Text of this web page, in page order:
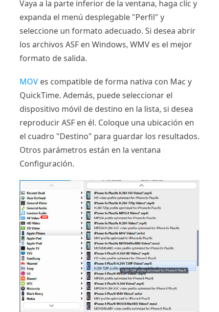
Vaya a la parte inferior de la ventana, haga clic y
expanda el menú desplegable "Perfil" y
seleccione un formato adecuado. Si desea abrir
los archivos ASF en Windows, WMV es el mejor
formato de salida.
MOV es compatible de forma nativa con Mac y
QuickTime. Además, puede seleccionar el
dispositivo móvil de destino en la lista, si desea
reproducir ASF en él. Coloque una ubicación en
el cuadro "Destino" para guardar los resultados.
Otros parámetros están en la ventana
Configuración.